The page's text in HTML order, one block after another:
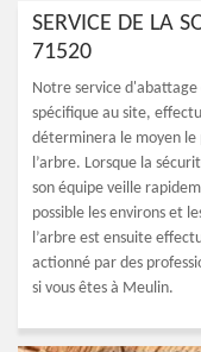
SERVICE DE LA
71520
Notre service
spécifique au site,
déterminera le moyen le
l’arbre. Lorsque la
son équipe veille
possible les environs et
l’arbre est ensuite
actionné par des
si vous êtes à Meulin.